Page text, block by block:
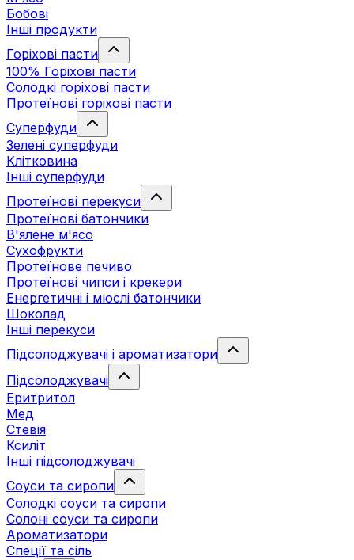
Бобові
Інші продукти
Горіхові пасти
100% Горіхові пасти
Солодкі горіхові пасти
Протеїнові горіхові пасти
Суперфуди
Зелені суперфуди
Клітковина
Інші суперфуди
Протеїнові перекуси
Протеїнові батончики
В'ялене м'ясо
Сухофрукти
Протеїнове печиво
Протеїнові чипси і крекери
Енергетичні і мюслі батончики
Шоколад
Інші перекуси
Підсолоджувачі і ароматизатори
Підсолоджувачі
Еритритол
Мед
Стевія
Ксиліт
Інші підсолоджувачі
Соуси та сиропи
Солодкі соуси та сиропи
Солоні соуси та сиропи
Ароматизатори
Спеції та сіль